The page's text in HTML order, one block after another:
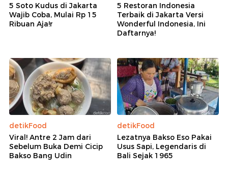
5 Soto Kudus di Jakarta
Wajib Coba, Mulai Rp 15
Ribuan Aja!r
5 Restoran Indonesia
Terbaik di Jakarta Versi
Wonderful Indonesia, Ini
Daftarnya!
detikFood
Viral! Antre 2 Jam dari
Sebelum Buka Demi Cicip
Bakso Bang Udin
detikFood
Lezatnya Bakso Eso Pakai
Usus Sapi, Legendaris di
Bali Sejak 1965